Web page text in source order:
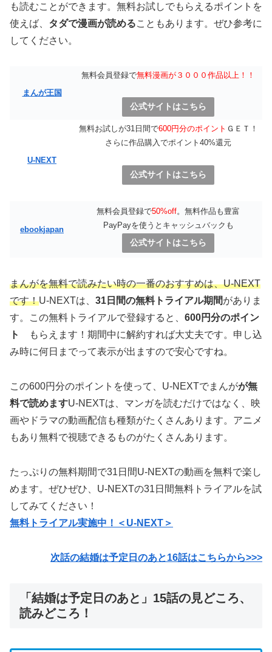
も読むことができます。無料お試しでもらえるポイントを
使えば、 タダで漫画が読めることもあります。ぜひ参考に
してください。
まんが王国
無料会員登録で無料漫画が３０００作品以上！！
公式サイトはこちら
U-NEXT
無料お試しが31日間で600円分のポイント ＧＥＴ！
さらに作品購入でポイント40%還元
公式サイトはこちら
ebookjapan
無料会員登録で50%off。無料作品も豊富
PayPayを使うとキャッシュバックも
公式サイトはこちら
まんがを無料で読みたい時の一番のおすすめは、U-NEXT
です！U-NEXTは、 31日間の無料トライアル期間がありま
す。この無料トライアルで登録すると、 600円分のポイン
ト
もらえます！期間中に解約すれば大丈夫です。申し込
み時に何日までって表示が出ますので安心ですね。
この600円分のポイントを使って、U-NEXTでまんがが無
料で読めますU-NEXTは、マンガを読むだけではなく、映
画やドラマの動画配信も種類がたくさんあります。アニメ
もあり無料で視聴できるものがたくさんあります。
たっぷりの無料期間で31日間U-NEXTの動画を無料で楽し
めます。ぜひぜひ、U-NEXTの31日間無料トライアルを試
してみてください！
無料トライアル実施中！＜U-NEXT＞
次話の結婚は予定日のあと16話はこちらから>>>
「結婚は予定日のあと」15話の見どころ、
読みどころ！